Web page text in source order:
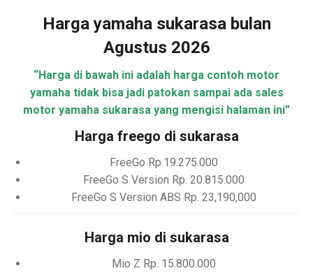
Harga yamaha sukarasa bulan
Agustus 2026
“Harga di bawah ini adalah harga contoh motor
yamaha tidak bisa jadi patokan sampai ada sales
motor yamaha sukarasa yang mengisi halaman ini”
Harga freego di sukarasa
FreeGo Rp.19.275.000
FreeGo S Version Rp. 20.815.000
FreeGo S Version ABS Rp. 23,190,000
Harga mio di sukarasa
Mio Z Rp. 15.800.000